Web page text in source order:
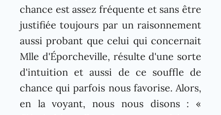
chance est assez fréquente et sans être
justifiée toujours par un raisonnement
aussi probant que celui qui concernait
Mlle d'Éporcheville, résulte d'une sorte
d'intuition et aussi de ce souffle de
chance qui parfois nous favorise. Alors,
en la voyant, nous nous disons : «